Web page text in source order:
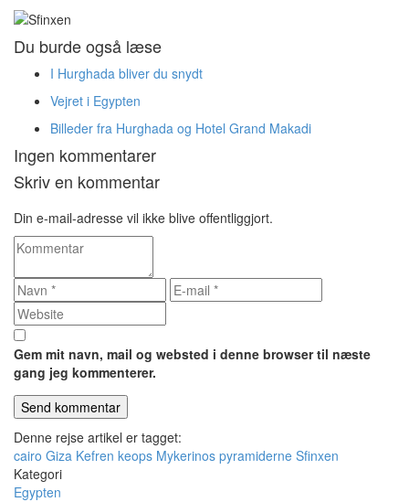
Du burde også læse
I Hurghada bliver du snydt
Vejret i Egypten
Billeder fra Hurghada og Hotel Grand Makadi
Ingen kommentarer
Skriv en kommentar
Din e-mail-adresse vil ikke blive offentliggjort.
Gem mit navn, mail og websted i denne browser til næste
gang jeg kommenterer.
Denne rejse artikel er tagget:
cairo Giza Kefren keops Mykerinos pyramiderne Sfinxen
Kategori
Egypten